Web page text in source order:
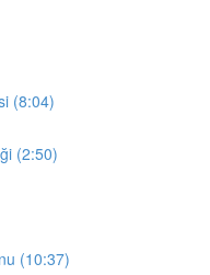
(8:04)
(2:50)
(10:37)